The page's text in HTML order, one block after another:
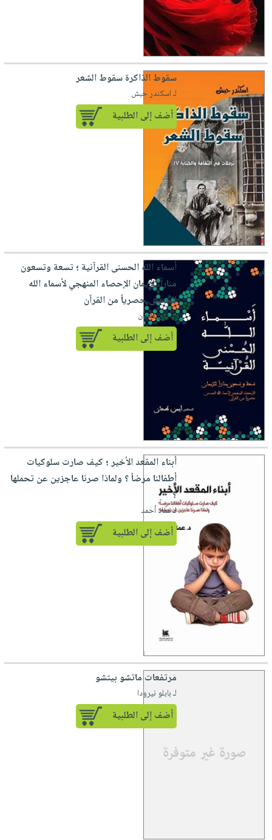
سقوط الذاكرة سقوط الشعر
لـ اسكندر حبش
أضف إلى الطلبية
أسماء الله الحسنى القرآنية ؛ تسعة وتسعون
مناراُ للإيمان الإحصاء المنهجي لأسماء الله
الحسنى حصرياُ من القرآن
لـ أيمن طحان
أضف إلى الطلبية
أبناء المقعد الأخير ؛ كيف صارت سلوكيات
أطفالنا مرضاُ ؟ ولماذا صرنا عاجزين عن تحملها
؟
لـ عماد أحمد
أضف إلى الطلبية
مرتفعات ماتشو بيتشو
لـ بابلو نيرودا
أضف إلى الطلبية